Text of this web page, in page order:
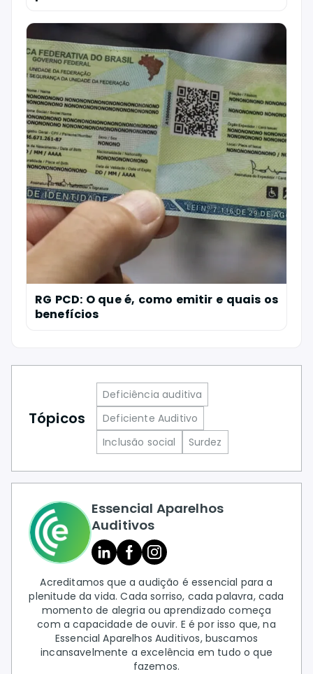
RG PCD: O que é, como emitir e quais os
benefícios
Tópicos
Deficiência auditiva
Deficiente Auditivo
Inclusão social
Surdez
Essencial Aparelhos
Auditivos
Acreditamos que a audição é essencial para a
plenitude da vida. Cada sorriso, cada palavra, cada
momento de alegria ou aprendizado começa
com a capacidade de ouvir. E é por isso que, na
Essencial Aparelhos Auditivos, buscamos
incansavelmente a excelência em tudo o que
fazemos.